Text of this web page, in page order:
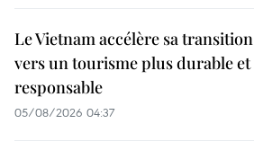
Le Vietnam accélère sa transition
vers un tourisme plus durable et
responsable
05/08/2026 04:37